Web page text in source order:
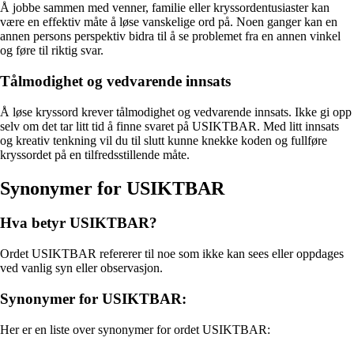
Å jobbe sammen med venner, familie eller kryssordentusiaster kan
være en effektiv måte å løse vanskelige ord på. Noen ganger kan en
annen persons perspektiv bidra til å se problemet fra en annen vinkel
og føre til riktig svar.
Tålmodighet og vedvarende innsats
Å løse kryssord krever tålmodighet og vedvarende innsats. Ikke gi opp
selv om det tar litt tid å finne svaret på USIKTBAR. Med litt innsats
og kreativ tenkning vil du til slutt kunne knekke koden og fullføre
kryssordet på en tilfredsstillende måte.
Synonymer for USIKTBAR
Hva betyr USIKTBAR?
Ordet USIKTBAR refererer til noe som ikke kan sees eller oppdages
ved vanlig syn eller observasjon.
Synonymer for USIKTBAR:
Her er en liste over synonymer for ordet USIKTBAR: